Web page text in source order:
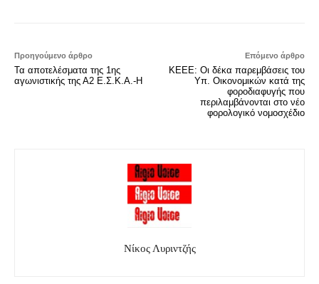
Προηγούμενο άρθρο
Τα αποτελέσματα της 1ης
αγωνιστικής της Α2 Ε.Σ.Κ.Α.-Η
Επόμενο άρθρο
ΚΕΕΕ: Οι δέκα παρεμβάσεις του
Υπ. Οικονομικών κατά της
φοροδιαφυγής που
περιλαμβάνονται στο νέο
φορολογικό νομοσχέδιο
Νίκος Λυριντζής